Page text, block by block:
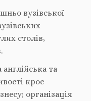
вузівської
столів,
англійська та
крос
організація